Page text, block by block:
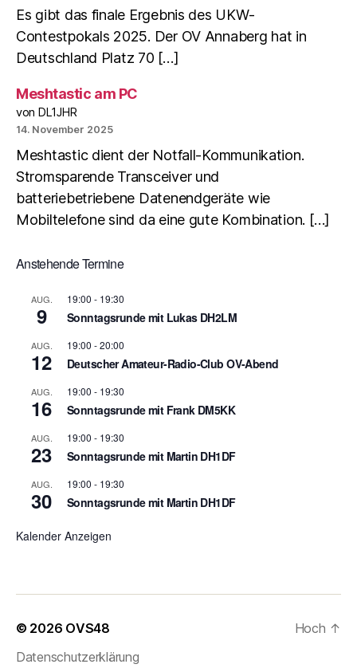
Es gibt das finale Ergebnis des UKW-
Contestpokals 2025. Der OV Annaberg hat in
Deutschland Platz 70 […]
Meshtastic am PC
von DL1JHR
14. November 2025
Meshtastic dient der Notfall-Kommunikation.
Stromsparende Transceiver und
batteriebetriebene Datenendgeräte wie
Mobiltelefone sind da eine gute Kombination. […]
Anstehende Termine
AUG.
9
19:00 - 19:30
Sonntagsrunde mit Lukas DH2LM
AUG.
12
19:00 -20:00
Deutscher Amateur-Radio-Club OV-Abend
AUG.
16
19:00 - 19:30
Sonntagsrunde mit Frank DM5KK
AUG.
23
19:00 - 19:30
Sonntagsrunde mit Martin DH1DF
AUG.
30
19:00 - 19:30
Sonntagsrunde mit Martin DH1DF
Kalender Anzeigen
© 2026 OVS48
Datenschutzerklärung
Hoch ↑